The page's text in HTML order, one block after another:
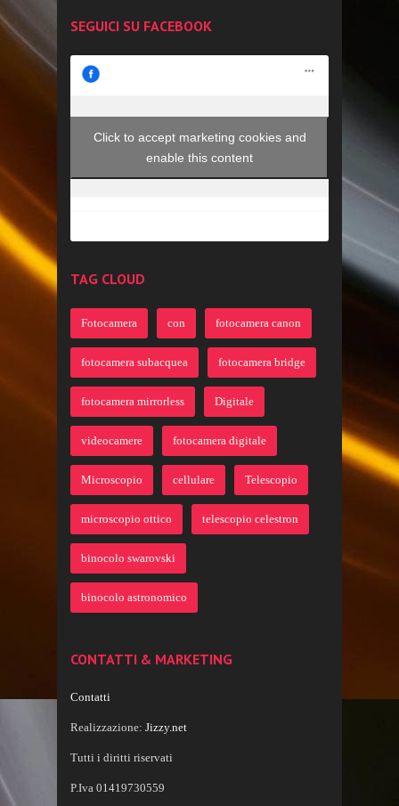
SEGUICI SU FACEBOOK
Click to accept marketing cookies and
enable this content
TAG CLOUD
Fotocamera con fotocamera canon
fotocamera subacquea fotocamera bridge
fotocamera mirrorless Digitale
videocamere fotocamera digitale
Microscopio cellulare Telescopio
microscopio ottico telescopio celestron
binocolo swarovski
binocolo astronomico
CONTATTI & MARKETING
Contatti
Realizzazione: Jizzy.net
Tutti i diritti riservati
P.Iva 01419730559